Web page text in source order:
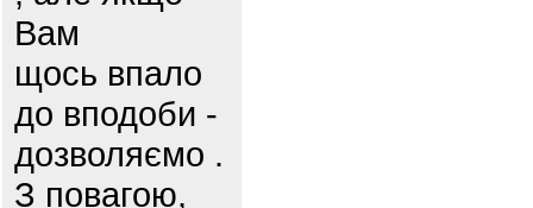
Вам
щось впало
до вподоби -
дозволяємо .
З повагою,